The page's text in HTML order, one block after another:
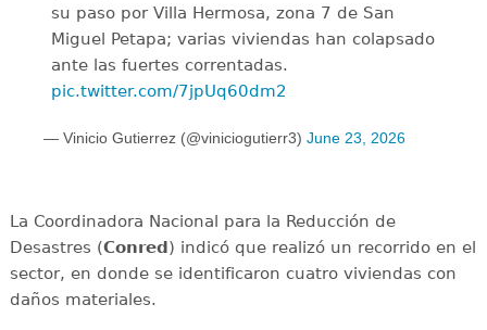
su paso por Villa Hermosa, zona 7 de San
Miguel Petapa; varias viviendas han colapsado
ante las fuertes correntadas.
pic.twitter.com/7jpUq60dm2
— Vinicio Gutierrez (@viniciogutierr3) June 23, 2026
La Coordinadora Nacional para la Reducción de
Desastres (Conred) indicó que realizó un recorrido en el
sector, en donde se identificaron cuatro viviendas con
daños materiales.